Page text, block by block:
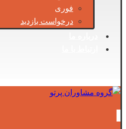
فوری
درخواست بازدید